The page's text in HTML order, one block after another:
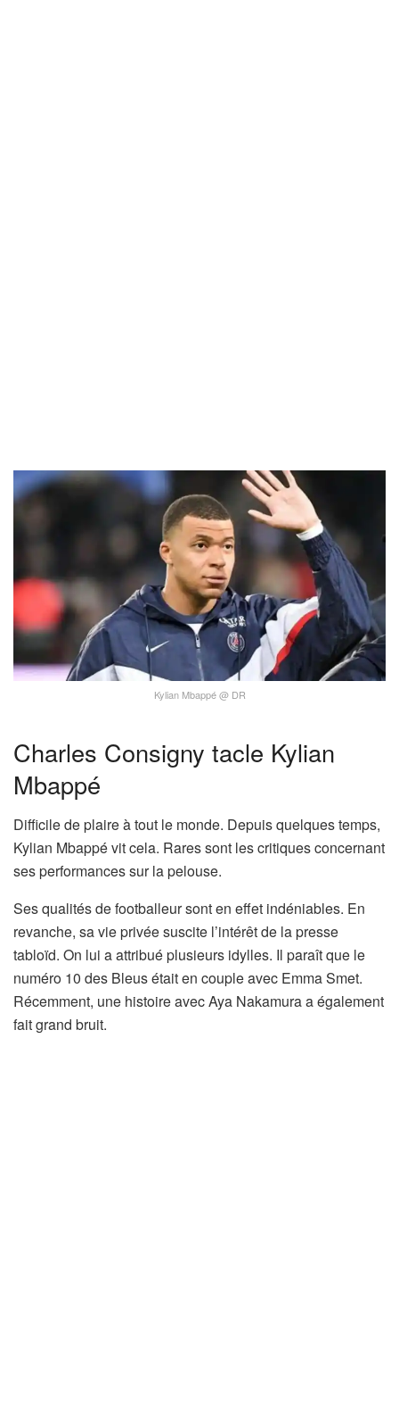
Kylian Mbappé @ DR
Charles Consigny tacle Kylian
Mbappé
Difficile de plaire à tout le monde. Depuis quelques temps,
Kylian Mbappé vit cela. Rares sont les critiques concernant
ses performances sur la pelouse.
Ses qualités de footballeur sont en effet indéniables. En
revanche, sa vie privée suscite l’intérêt de la presse
tabloïd. On lui a attribué plusieurs idylles. Il paraît que le
numéro 10 des Bleus était en couple avec Emma Smet.
Récemment, une histoire avec Aya Nakamura a également
fait grand bruit.